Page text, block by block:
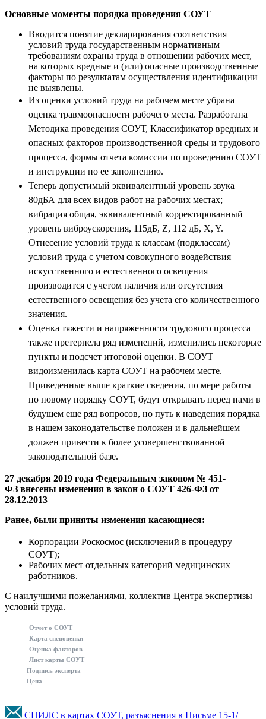
Основные моменты порядка проведения СОУТ
Вводится понятие декларирования соответствия
условий труда государственным нормативным
требованиям охраны труда в отношении рабочих мест,
на которых вредные и (или) опасные производственные
факторы по результатам осуществления идентификации
не выявлены.
Из оценки условий труда на рабочем месте убрана
оценка травмоопасности рабочего места. Разработана
Методика проведения СОУТ, Классификатор вредных и
опасных факторов производственной среды и трудового
процесса, формы отчета комиссии по проведению СОУТ
и инструкции по ее заполнению.
Теперь допустимый эквивалентный уровень звука
80дБА для всех видов работ на рабочих местах;
вибрация общая, эквивалентный корректированный
уровень виброускорения, 115дБ, Z, 112 дБ, X, Y.
Отнесение условий труда к классам (подклассам)
условий труда с учетом совокупного воздействия
искусственного и естественного освещения
производится с учетом наличия или отсутствия
естественного освещения без учета его количественного
значения.
Оценка тяжести и напряженности трудового процесса
также претерпела ряд изменений, изменились некоторые
пункты и подсчет итоговой оценки. В СОУТ
видоизменилась карта СОУТ на рабочем месте.
Приведенные выше краткие сведения, по мере работы
по новому порядку СОУТ, будут открывать перед нами в
будущем еще ряд вопросов, но путь к наведения порядка
в нашем законодательстве положен и в дальнейшем
должен привести к более усовершенствованной
законодательной базе.
27 декабря 2019 года Федеральным законом № 451-
ФЗ внесены изменения в закон о СОУТ 426-ФЗ от
28.12.2013
Ранее, были приняты изменения касающиеся:
Корпорации Роскосмос (исключений в процедуру
СОУТ);
Рабочих мест отдельных категорий медицинских
работников.
С наилучшими пожеланиями, коллектив Центра экспертизы
условий труда.
Отчет о СОУТ
Карта спецоценки
Оценка факторов
Лист карты СОУТ
Подпись эксперта
Цена
СНИЛС в картах СОУТ, разъяснения в Письме 15-1/